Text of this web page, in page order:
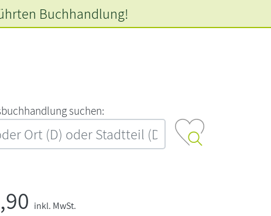
‍s‍u‍c‍h‍e‍n‍:‍
Buchhandlung!
inkl. MwSt.